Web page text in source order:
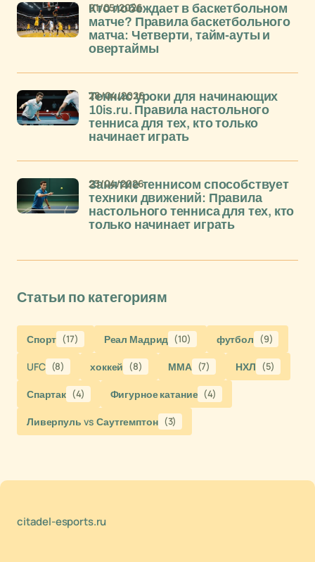
Кто побеждает в баскетбольном
матче? Правила баскетбольного
матча: Четверти, тайм-ауты и
овертаймы
01/05/2026
Теннис уроки для начинающих
10is.ru. Правила настольного
тенниса для тех, кто только
начинает играть
28/04/2026
Занятие теннисом способствует
техники движений: Правила
настольного тенниса для тех, кто
только начинает играть
23/04/2026
Статьи по категориям
Спорт (17) Реал Мадрид (10) футбол (9)
UFC (8) хоккей (8) ММА (7) НХЛ (5)
Спартак (4) Фигурное катание (4)
Ливерпуль vs Саутгемптон (3)
citadel-esports.ru